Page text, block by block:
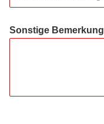
Sonstige Bemerkung